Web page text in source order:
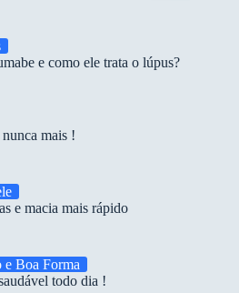
e como ele trata o lúpus?
mais !
e macia mais rápido
e Boa Forma
todo dia !